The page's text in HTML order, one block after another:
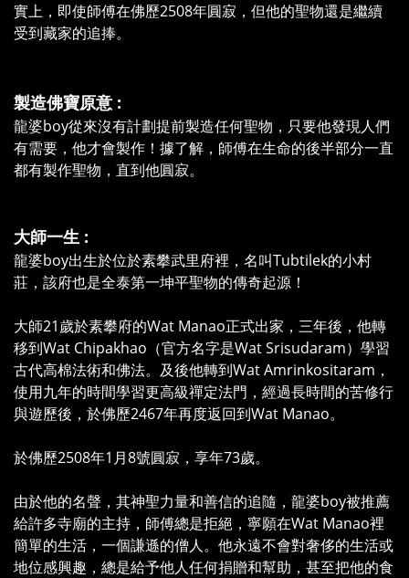
實上，即使師傅在佛歷2508年圓寂，但他的聖物還是繼續
受到藏家的追捧。
製造佛寶原意 :
龍婆boy從來沒有計劃提前製造任何聖物，只要他發現人們
有需要，他才會製作！據了解，師傅在生命的後半部分一直
都有製作聖物，直到他圓寂。
大師一生 :
龍婆boy出生於位於素攀武里府裡，名叫Tubtilek的小村
莊，該府也是全泰第一坤平聖物的傳奇起源！
大師21歲於素攀府的Wat Manao正式出家，三年後，他轉
移到Wat Chipakhao（官方名字是Wat Srisudaram）學習
古代高棉法術和佛法。及後他轉到Wat Amrinkositaram，
使用九年的時間學習更高級禪定法門，經過長時間的苦修行
與遊歷後，於佛歷2467年再度返回到Wat Manao。
於佛歷2508年1月8號圓寂，享年73歲。
由於他的名聲，其神聖力量和善信的追隨，龍婆boy被推薦
給許多寺廟的主持，師傅總是拒絕，寧願在Wat Manao裡
簡單的生活，一個謙遜的僧人。他永遠不會對奢侈的生活或
地位感興趣，總是給予他人任何捐贈和幫助，甚至把他的食